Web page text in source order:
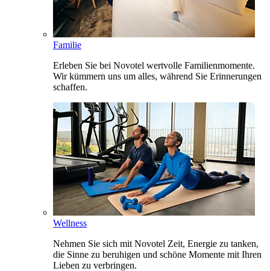
Familie
Erleben Sie bei Novotel wertvolle Familienmomente.
Wir kümmern uns um alles, während Sie Erinnerungen
schaffen.
Wellness
Nehmen Sie sich mit Novotel Zeit, Energie zu tanken,
die Sinne zu beruhigen und schöne Momente mit Ihren
Lieben zu verbringen.